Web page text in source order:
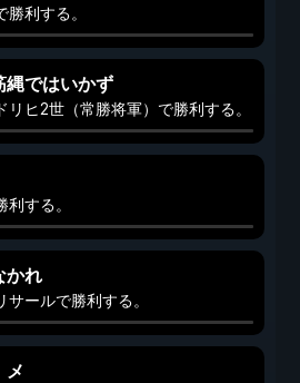
利する。
縄ではいかず
リヒ2世（常勝将軍）で勝利する。
する。
かれ
ールで勝利する。
メ